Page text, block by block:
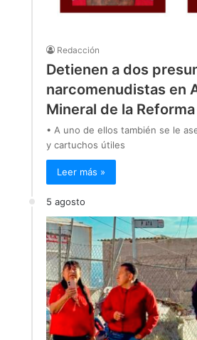
Redacción
Detienen a dos
narcomenudistas en
Mineral de la Reforma
• A uno de ellos también se le
y cartuchos útiles
Leer más »
5 agosto